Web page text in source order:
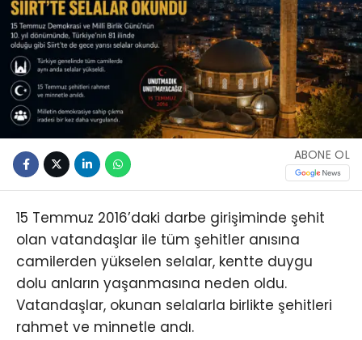
ABONE OL
15 Temmuz 2016’daki darbe girişiminde şehit
olan vatandaşlar ile tüm şehitler anısına
camilerden yükselen selalar, kentte duygu
dolu anların yaşanmasına neden oldu.
Vatandaşlar, okunan selalarla birlikte şehitleri
rahmet ve minnetle andı.